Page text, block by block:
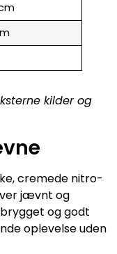
kilder og
cremede nitro-
jævnt og
og godt
oplevelse uden